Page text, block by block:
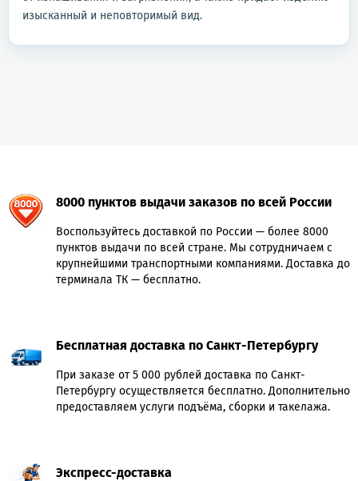
изысканный и неповторимый вид.
8000 пунктов выдачи заказов по всей России
Воспользуйтесь доставкой по России — более 8000
пунктов выдачи по всей стране. Мы сотрудничаем с
крупнейшими транспортными компаниями. Доставка до
терминала ТК — бесплатно.
Бесплатная доставка по Санкт-Петербургу
При заказе от 5 000 рублей доставка по Санкт-
Петербургу осуществляется бесплатно. Дополнительно
предоставляем услуги подъёма, сборки и такелажа.
Экспресс-доставка